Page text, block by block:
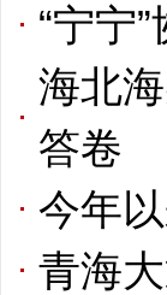
“宁宁
海北
答卷
今年
青海